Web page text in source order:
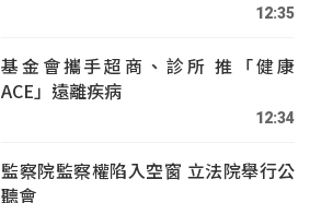
12:35
基金會攜手超商、診所 推「健康
ACE」遠離疾病
12:34
監察院監察權陷入空窗 立法院舉行公
聽會